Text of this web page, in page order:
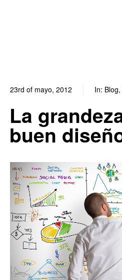
23rd of mayo, 2012 In: Blog,
La
buen